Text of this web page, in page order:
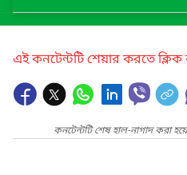
এই কনটেন্টটি শেয়ার করতে
কনটেন্টটি শেষ হাল-নাগাদ করা